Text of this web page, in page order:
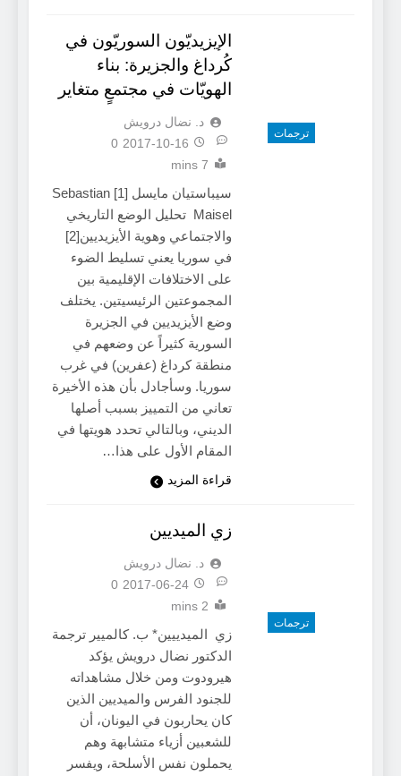
ترجمات
الإيزيديّون السوريّون في
كُرداغ والجزيرة: بناء
الهويّات في مجتمعٍ متغاير
د. نضال درويش
2017-10-16
0
7 mins
سيباستيان مايسل [1] Sebastian
Maisel تحليل الوضع التاريخي
والاجتماعي وهوية الأيزيديين[2]
في سوريا يعني تسليط الضوء
على الاختلافات الإقليمية بين
المجموعتين الرئيسيتين. يختلف
وضع الأيزيديين في الجزيرة
السورية كثيراً عن وضعهم في
منطقة كرداغ (عفرين) في غرب
سوريا. وسأجادل بأن هذه الأخيرة
تعاني من التمييز بسبب أصلها
الديني، وبالتالي تحدد هويتها في
المقام الأول على هذا…
قراءة المزيد
ترجمات
زي الميديين
د. نضال درويش
2017-06-24
0
2 mins
زي الميدييين* ب. كالميير ترجمة
الدكتور نضال درويش يؤكد
هيرودوت ومن خلال مشاهداته
للجنود الفرس والميديين الذين
كان يحاربون في اليونان، أن
للشعبين أزياء متشابهة وهم
يحملون نفس الأسلحة، ويفسر